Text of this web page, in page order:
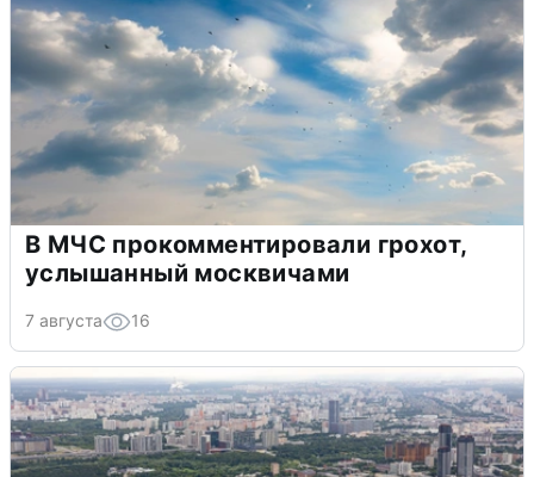
В МЧС прокомментировали грохот,
услышанный москвичами
7 августа 16